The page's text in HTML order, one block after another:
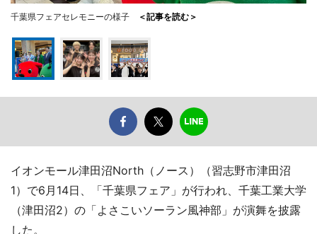
千葉県フェアセレモニーの様子 ＜記事を読む＞
イオンモール津田沼North（ノース）（習志野市津田沼
1）で6月14日、「千葉県フェア」が行われ、千葉工業大学
（津田沼2）の「よさこいソーラン風神部」が演舞を披露
した。